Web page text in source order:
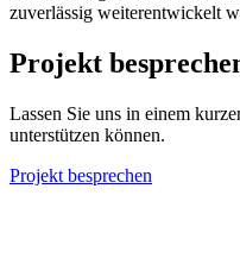
zuverlässig weiterentwickelt
Projekt
Lassen Sie uns in einem
unterstützen können.
Projekt besprechen